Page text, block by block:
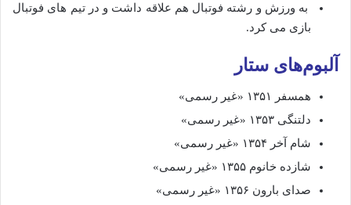
به ورزش و رشته فوتبال هم علاقه داشت و در تیم های فوتبال
بازی می کرد.
آلبوم‌های ستار
همسفر ۱۳۵۱ «غیر رسمی»
دلتنگی ۱۳۵۳ «غیر رسمی»
شام آخر ۱۳۵۴ «غیر رسمی»
شازده خانوم ۱۳۵۵ «غیر رسمی»
صدای بارون ۱۳۵۶ «غیر رسمی»